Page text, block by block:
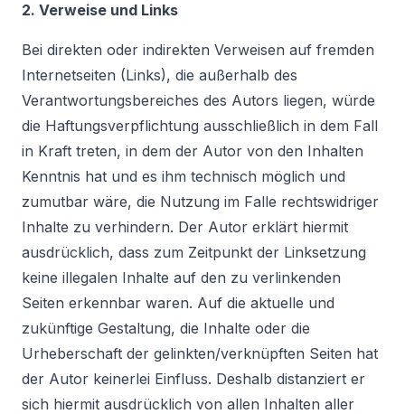
2. Verweise und Links
Bei direkten oder indirekten Verweisen auf fremden
Internetseiten (Links), die außerhalb des
Verantwortungsbereiches des Autors liegen, würde
die Haftungsverpflichtung ausschließlich in dem Fall
in Kraft treten, in dem der Autor von den Inhalten
Kenntnis hat und es ihm technisch möglich und
zumutbar wäre, die Nutzung im Falle rechtswidriger
Inhalte zu verhindern. Der Autor erklärt hiermit
ausdrücklich, dass zum Zeitpunkt der Linksetzung
keine illegalen Inhalte auf den zu verlinkenden
Seiten erkennbar waren. Auf die aktuelle und
zukünftige Gestaltung, die Inhalte oder die
Urheberschaft der gelinkten/verknüpften Seiten hat
der Autor keinerlei Einfluss. Deshalb distanziert er
sich hiermit ausdrücklich von allen Inhalten aller